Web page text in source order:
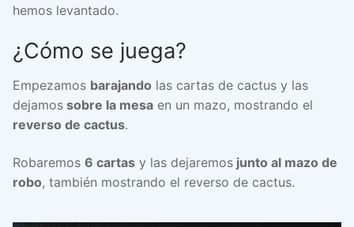
hemos levantado.
¿Cómo se juega?
Empezamos barajando las cartas de cactus y las
dejamos sobre la mesa en un mazo, mostrando el
reverso de cactus.
Robaremos 6 cartas y las dejaremos junto al mazo de
robo, también mostrando el reverso de cactus.